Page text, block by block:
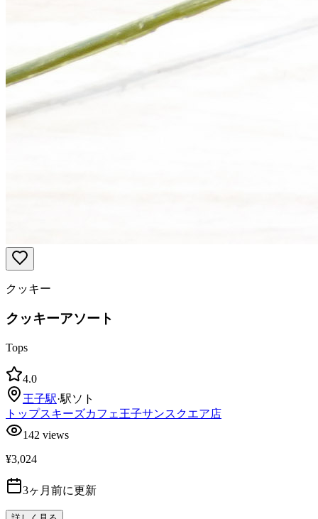
クッキー
クッキーアソート
Tops
4.0
王子駅·駅ソト
トップスキーズカフェ王子サンスクエア店
142 views
¥3,024
3ヶ月前に更新